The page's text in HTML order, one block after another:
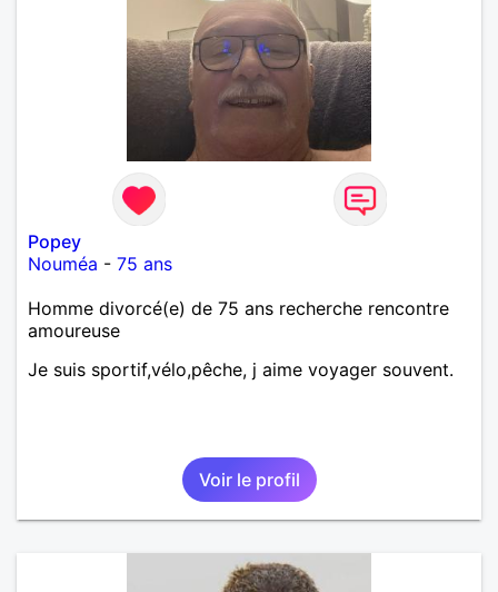
Popey
Nouméa - 75 ans
Homme divorcé(e) de 75 ans recherche rencontre
amoureuse
Je suis sportif,vélo,pêche, j aime voyager souvent.
Voir le profil